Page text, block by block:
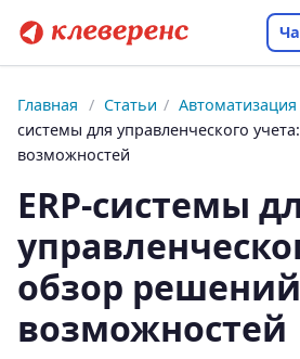
Главная / Статьи / Автоматизация
системы для управленческого
возможностей
ERP-системы
обзор
возможностей